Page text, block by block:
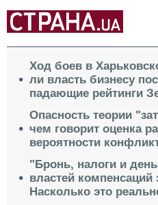
Ход боев в
ли власть бизнесу
падающие рейтинги
Опасность теории
чем говорит оценка
вероятности
"Бронь, налоги и
властей компенсаций
Насколько это